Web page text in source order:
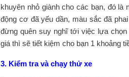
khuyên nhỏ giành cho các bạn, đó
động cơ đã yếu dần, màu sắc đã
đừng quên suy nghĩ tới việc lựa
giá thì sẽ tiết kiệm cho bạn 1 khoảng
3. Kiểm tra và chạy thử xe